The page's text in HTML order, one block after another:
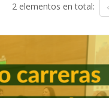
2 elementos en total: